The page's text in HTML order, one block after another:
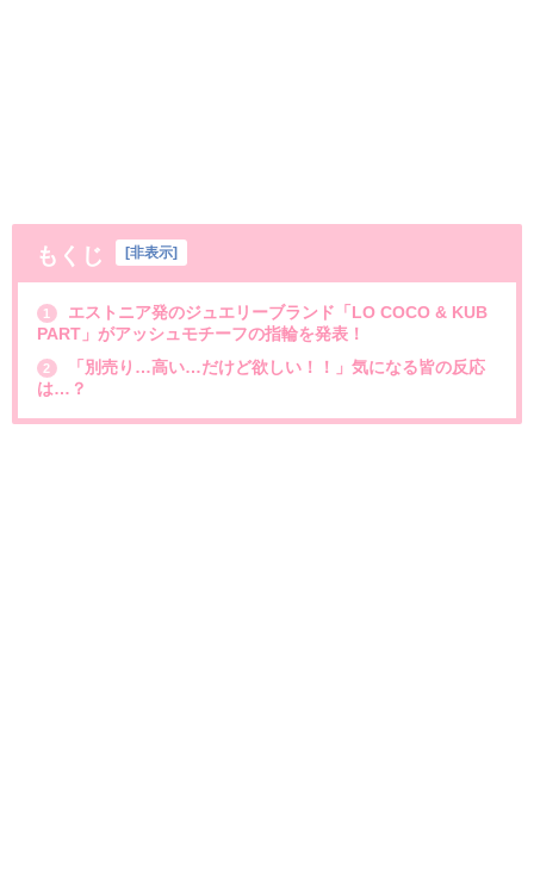
もくじ 非表示
1
エストニア発のジュエリーブランド「LO COCO & KUB
PART」がアッシュモチーフの指輪を発表！
2
「別売り…高い…だけど欲しい！！」気になる皆の反応
は…？